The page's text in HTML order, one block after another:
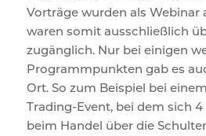
Vorträge wurden als Webinar
waren somit ausschließlich
zugänglich. Nur bei einigen
Programmpunkten gab es
Ort. So zum Beispiel bei
Trading-Event, bei dem sich
beim Handel über die